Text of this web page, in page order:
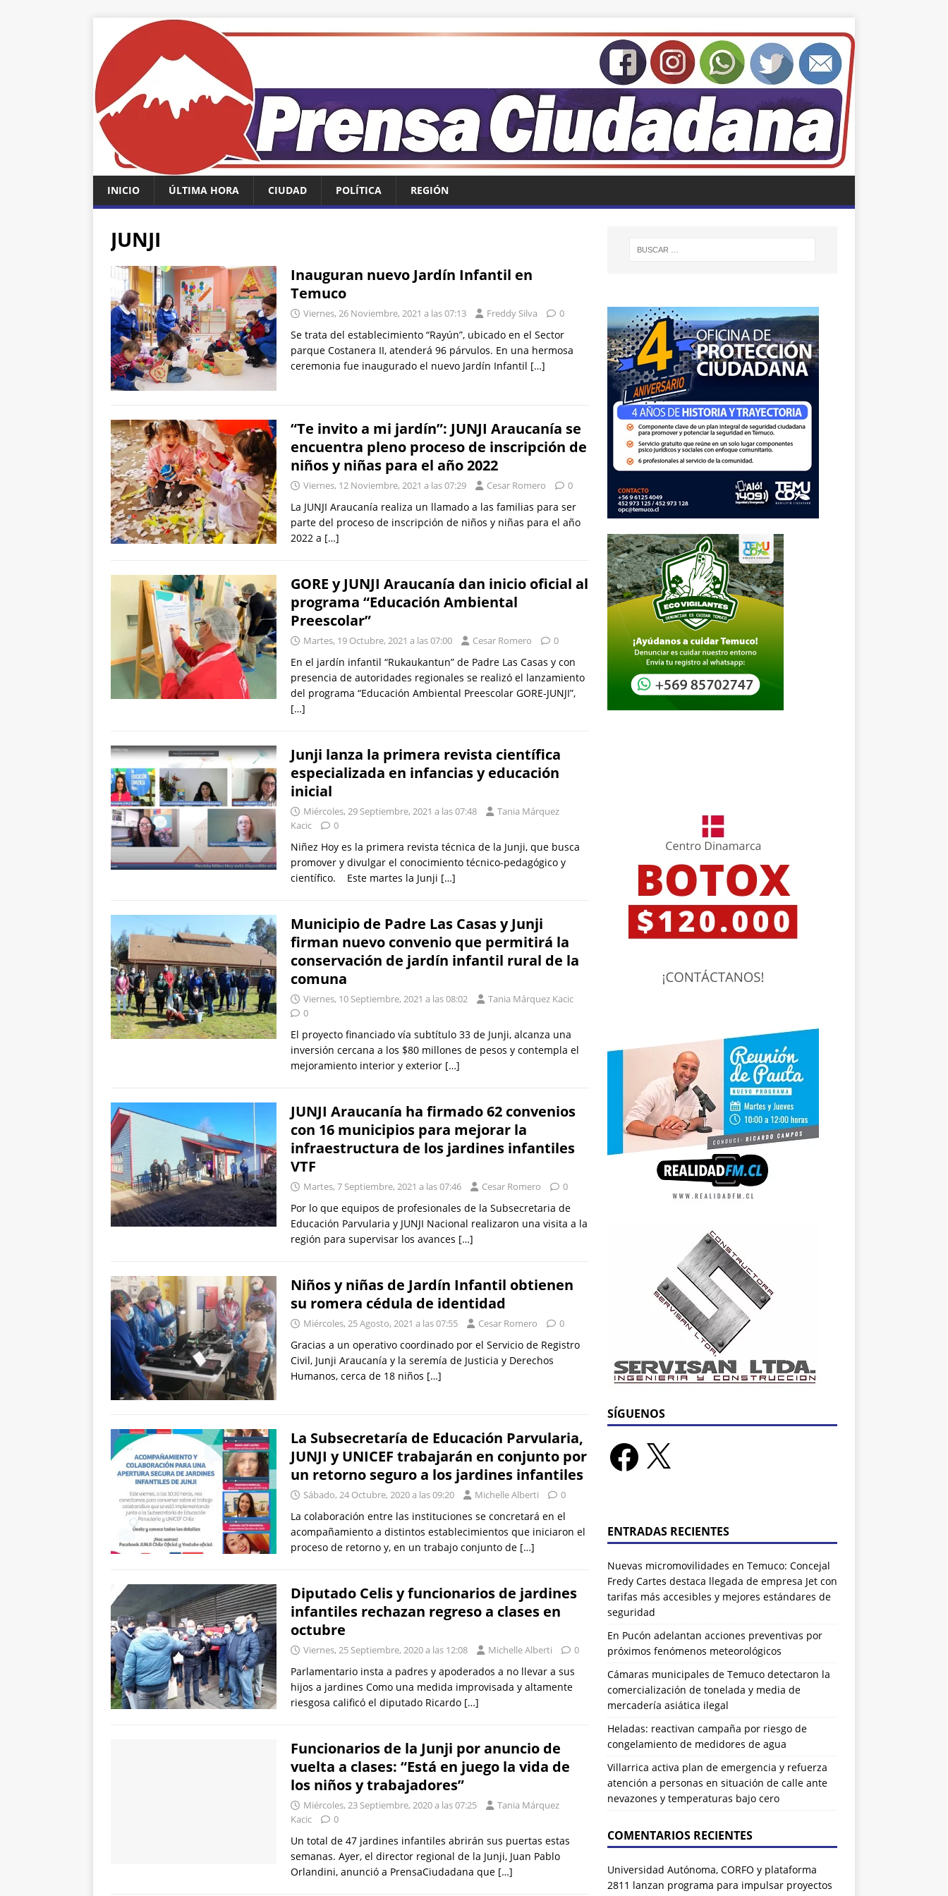
INICIO ÚLTIMA HORA CIUDAD POLÍTICA REGIÓN
JUNJI
Inauguran nuevo Jardín Infantil en
Temuco
Viernes, 26 Noviembre, 2021 a las 07:13 Freddy Silva 0
Se trata del establecimiento “Rayún”, ubicado en el Sector
parque Costanera II, atenderá 96 párvulos. En una hermosa
ceremonia fue inaugurado el nuevo Jardín Infantil […]
“Te invito a mi jardín”: JUNJI Araucanía se
encuentra pleno proceso de inscripción de
niños y niñas para el año 2022
Viernes, 12 Noviembre, 2021 a las 07:29 Cesar Romero 0
La JUNJI Araucanía realiza un llamado a las familias para ser
parte del proceso de inscripción de niños y niñas para el año
2022 a […]
GORE y JUNJI Araucanía dan inicio oficial al
programa “Educación Ambiental
Preescolar”
Martes, 19 Octubre, 2021 a las 07:00 Cesar Romero 0
En el jardín infantil “Rukaukantun” de Padre Las Casas y con
presencia de autoridades regionales se realizó el lanzamiento
del programa “Educación Ambiental Preescolar GORE-JUNJI”,
[…]
Junji lanza la primera revista científica
especializada en infancias y educación
inicial
Miércoles, 29 Septiembre, 2021 a las 07:48
Tania Márquez
Kacic
0
Niñez Hoy es la primera revista técnica de la Junji, que busca
promover y divulgar el conocimiento técnico-pedagógico y
científico. Este martes la Junji […]
Municipio de Padre Las Casas y Junji
firman nuevo convenio que permitirá la
conservación de jardín infantil rural de la
comuna
Viernes, 10 Septiembre, 2021 a las 08:02
Tania Márquez Kacic
0
El proyecto financiado vía subtítulo 33 de Junji, alcanza una
inversión cercana a los $80 millones de pesos y contempla el
mejoramiento interior y exterior […]
JUNJI Araucanía ha firmado 62 convenios
con 16 municipios para mejorar la
infraestructura de los jardines infantiles
VTF
Martes, 7 Septiembre, 2021 a las 07:46 Cesar Romero 0
Por lo que equipos de profesionales de la Subsecretaria de
Educación Parvularia y JUNJI Nacional realizaron una visita a la
región para supervisar los avances […]
Niños y niñas de Jardín Infantil obtienen
su romera cédula de identidad
Miércoles, 25 Agosto, 2021 a las 07:55 Cesar Romero 0
Gracias a un operativo coordinado por el Servicio de Registro
Civil, Junji Araucanía y la seremía de Justicia y Derechos
Humanos, cerca de 18 niños […]
La Subsecretaría de Educación Parvularia,
JUNJI y UNICEF trabajarán en conjunto por
un retorno seguro a los jardines infantiles
Sábado, 24 Octubre, 2020 a las 09:20 Michelle Alberti 0
La colaboración entre las instituciones se concretará en el
acompañamiento a distintos establecimientos que iniciaron el
proceso de retorno y, en un trabajo conjunto de […]
Diputado Celis y funcionarios de jardines
infantiles rechazan regreso a clases en
octubre
Viernes, 25 Septiembre, 2020 a las 12:08 Michelle Alberti 0
Parlamentario insta a padres y apoderados a no llevar a sus
hijos a jardines Como una medida improvisada y altamente
riesgosa calificó el diputado Ricardo […]
Funcionarios de la Junji por anuncio de
vuelta a clases: “Está en juego la vida de
los niños y trabajadores”
Miércoles, 23 Septiembre, 2020 a las 07:25
Tania Márquez
Kacic
0
Un total de 47 jardines infantiles abrirán sus puertas estas
semanas. Ayer, el director regional de la Junji, Juan Pablo
Orlandini, anunció a PrensaCiudadana que […]
SÍGUENOS
ENTRADAS RECIENTES
Nuevas micromovilidades en Temuco: Concejal
Fredy Cartes destaca llegada de empresa Jet con
tarifas más accesibles y mejores estándares de
seguridad
En Pucón adelantan acciones preventivas por
próximos fenómenos meteorológicos
Cámaras municipales de Temuco detectaron la
comercialización de tonelada y media de
mercadería asiática ilegal
Heladas: reactivan campaña por riesgo de
congelamiento de medidores de agua
Villarrica activa plan de emergencia y refuerza
atención a personas en situación de calle ante
nevazones y temperaturas bajo cero
COMENTARIOS RECIENTES
Universidad Autónoma, CORFO y plataforma
2811 lanzan programa para impulsar proyectos